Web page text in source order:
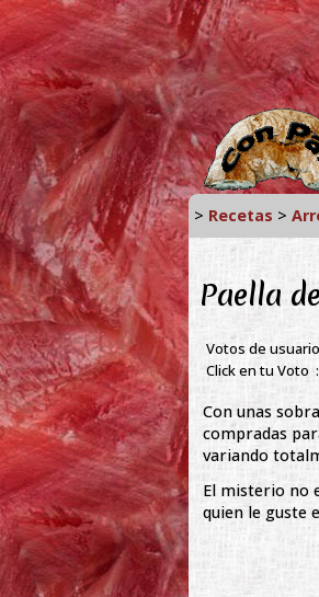
> Recetas >
Paella
Votos de
Click en tu Voto :
Con unas
compradas
variando
El misterio no
quien le guste